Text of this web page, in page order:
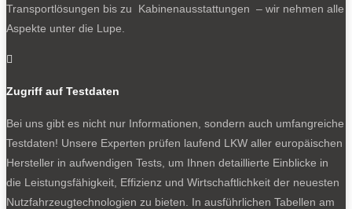
Transportlösungen bis zu Kabinenausstattungen – wir nehmen alle
Aspekte unter die Lupe.

Zugriff auf Testdaten
Bei uns gibt es nicht nur Informationen, sondern auch umfangreiche
Testdaten! Unsere Experten prüfen laufend LKW aller europäischen
Hersteller in aufwendigen Tests, um Ihnen detaillierte Einblicke in
die Leistungsfähigkeit, Effizienz und Wirtschaftlichkeit der neuesten
Nutzfahrzeugtechnologien zu bieten. In ausführlichen Tabellen am